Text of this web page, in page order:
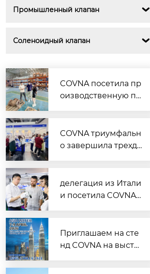
Промышленный клапан 
Соленоидный клапан 
COVNA посетила пр
оизводственную пл
COVNA триумфальн
о завершила трехдн
делегация из Итали
и посетила COVNA
ом пневматических
дисковых затворов
Приглашаем на сте
нд COVNA на выста